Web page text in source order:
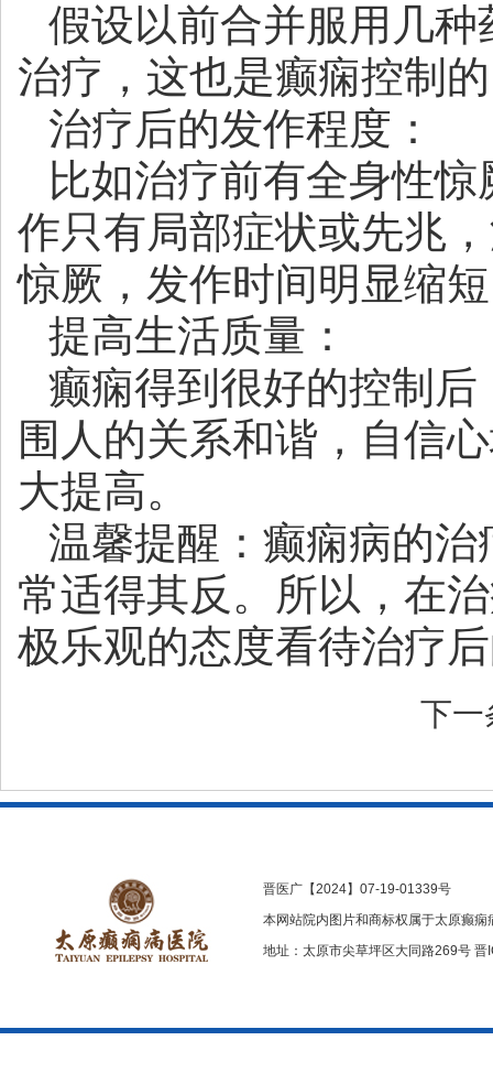
假设以前合并服用几
治疗，这也是癫痫控制
治疗后的发作程度：
比如治疗前有全身性
作只有局部症状或先兆
惊厥，发作时间明显缩
提高生活质量：
癫痫得到很好的控制
围人的关系和谐，自信
大提高。
温馨提醒：癫痫病的
常适得其反。所以，在
极乐观的态度看待治疗
下
晋医广【2024】07-19-01339号
本网站院内图片和商标权属于太原癫
地址：太原市尖草坪区大同路269号 晋